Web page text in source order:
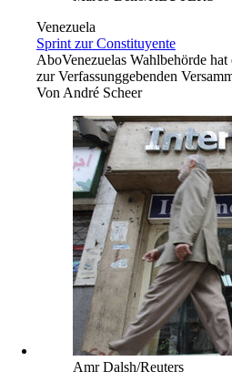
Venezuela
Sprint zur Constituyente
AboVenezuelas Wahlbehörde
zur Verfassunggebenden
VonAndré Scheer
Amr Dalsh/Reuters